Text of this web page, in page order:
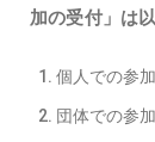
加の受付」は
個人での参
団体での